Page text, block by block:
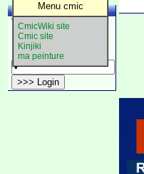
Logins
Votre ID: 111
Nom:
Login utilisateur
Mot de passe éditeur
Menu cmic
CmicWiki site
Cmic site
Kinjiki
ma peinture